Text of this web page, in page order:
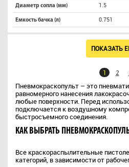
Диаметр сопла (мм) 1.5
Емкость бачка (л) 0.751
ПОКАЗАТЬ
1 2
Пневмокраскопульт – это
равномерного нанесения
любые поверхности. Перед
подключается к воздушному
быстросъемного соединения.
КАК ВЫБРАТЬ
Все краскораспылительные
категорий, в зависимости от